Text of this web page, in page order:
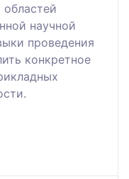
научной
проведения
конкретное